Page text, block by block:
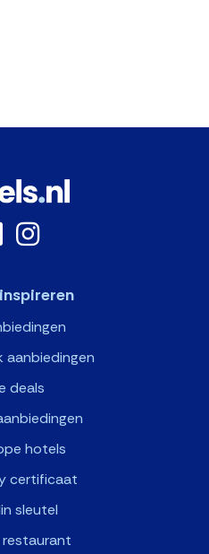
aanbiedingen
deals
hotels
certificaat
sleutel
restaurant